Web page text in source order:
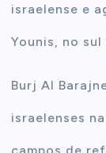
israelense e
Younis, no sul
Burj Al
israelenses